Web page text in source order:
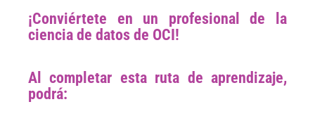
¡Conviértete en un profesional de la
ciencia de datos de OCI!
Al completar esta ruta de aprendizaje,
podrá: